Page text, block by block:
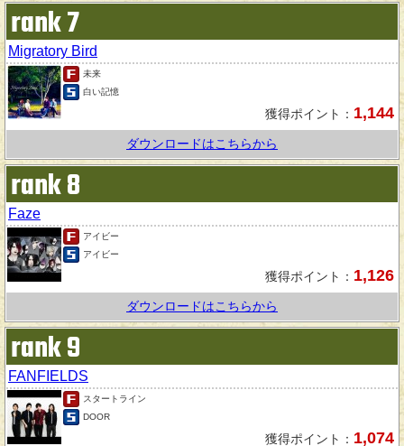
rank 7
Migratory Bird
未来
白い記憶
獲得ポイント： 1,144
ダウンロードはこちらから
rank 8
Faze
アイビー
アイビー
獲得ポイント： 1,126
ダウンロードはこちらから
rank 9
FANFIELDS
スタートライン
DOOR
獲得ポイント： 1,074